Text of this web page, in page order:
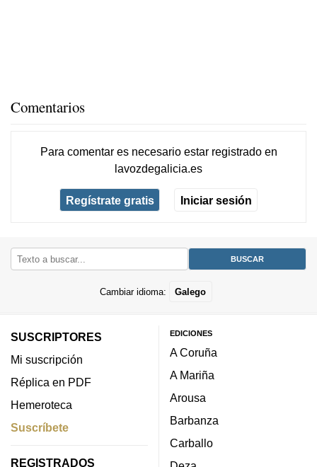
Comentarios
Para comentar es necesario estar registradoen
lavozdegalicia.es
Regístrate gratis Iniciar sesión
Cambiar idioma: Galego
SUSCRIPTORES
Mi suscripción
Réplica en PDF
Hemeroteca
Suscríbete
REGISTRADOS
EDICIONES
A Coruña
A Mariña
Arousa
Barbanza
Carballo